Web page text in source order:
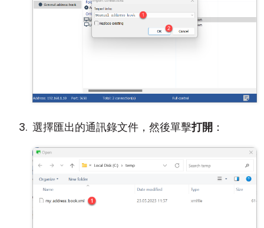
選擇匯出的通訊錄文件，然後單擊打開 ：